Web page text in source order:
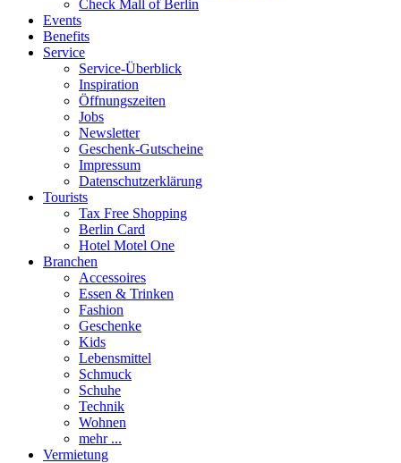
Check Mall of Berlin
Events
Benefits
Service
Service-Überblick
Inspiration
Öffnungszeiten
Jobs
Newsletter
Geschenk-Gutscheine
Impressum
Datenschutzerklärung
Tourists
Tax Free Shopping
Berlin Card
Hotel Motel One
Branchen
Accessoires
Essen & Trinken
Fashion
Geschenke
Kids
Lebensmittel
Schmuck
Schuhe
Technik
Wohnen
mehr ...
Vermietung